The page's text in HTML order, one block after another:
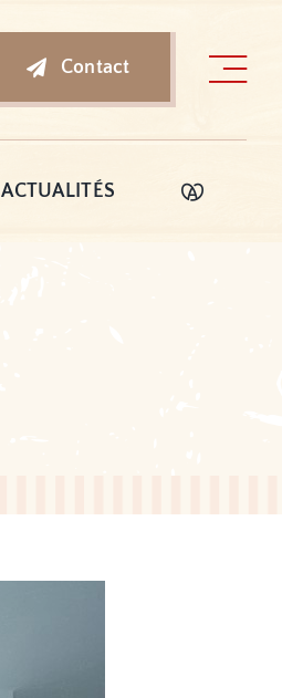
Contact
ACTUALITÉS